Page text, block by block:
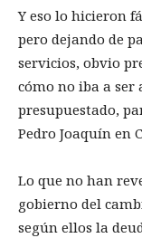
Y eso lo hicieron
pero dejando de
servicios, obvio
cómo no iba a ser
presupuestado,
Pedro Joaquín en
Lo que no han
gobierno del
según ellos la